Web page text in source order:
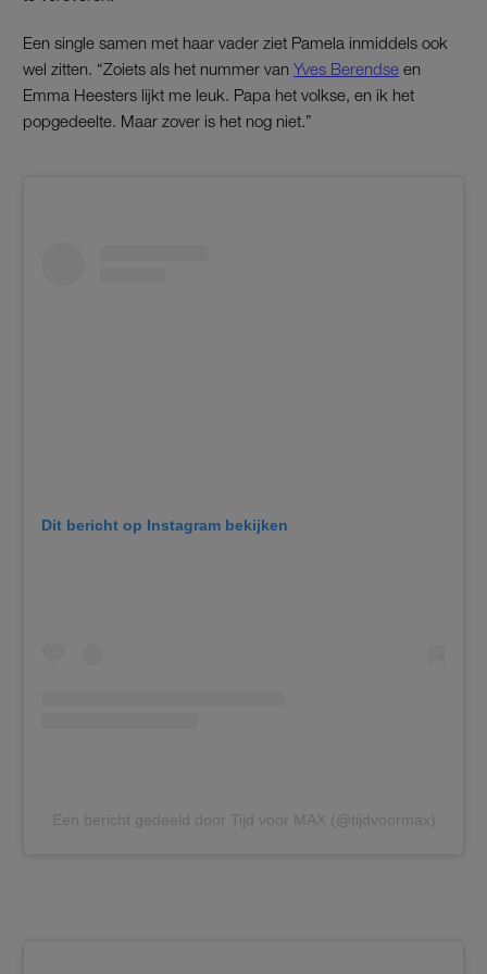
Een single samen met haar vader ziet Pamela inmiddels ook
wel zitten. “Zoiets als het nummer van Yves Berendse en
Emma Heesters lijkt me leuk. Papa het volkse, en ik het
popgedeelte. Maar zover is het nog niet.”
Dit bericht op Instagram bekijken
Een bericht gedeeld door Tijd voor MAX (@tijdvoormax)